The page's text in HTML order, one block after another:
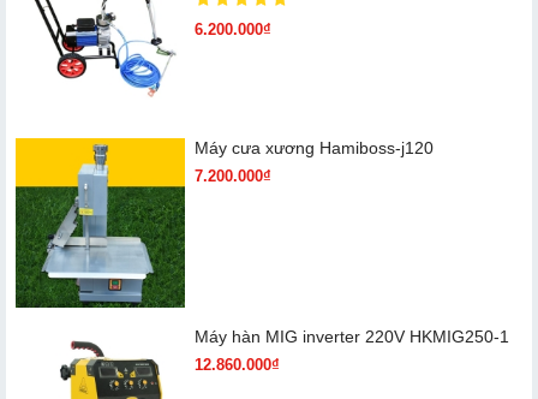
6.200.000₫
Máy cưa xương Hamiboss-j120
7.200.000₫
Máy hàn MIG inverter 220V HKMIG250-1
12.860.000₫